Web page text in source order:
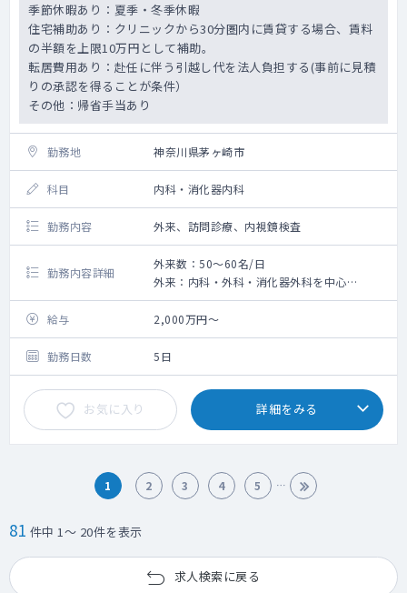
季節休暇あり：夏季・冬季休暇
住宅補助あり：クリニックから30分圏内に賃貸する場合、賃料
の半額を上限10万円として補助。
転居費用あり：赴任に伴う引越し代を法人負担する(事前に見積
りの承認を得ることが条件）
その他：帰省手当あり
勤務地 神奈川県茅ヶ崎市
科目 内科・消化器内科
勤務内容 外来、訪問診療、内視鏡検査
勤務内容詳細
外来数：50～60名/日
外来：内科・外科・消化器外科を中心
・平均患者数50～60名/日
・火曜日は2診体制（非常勤：乳腺外科）
・木曜日は午前のみ往診あり（1施設20名程
度）
外来コマ数：9コマ（月、火、水、金、土）
訪問診療：週1コマ
内視鏡検査：水曜日に実施（5～6件）
給与 2,000万円～
勤務日数 5日
お気に入り 詳細をみる
1 2 3 4 5
81 件中 1～ 20件を表示
求人検索に戻る